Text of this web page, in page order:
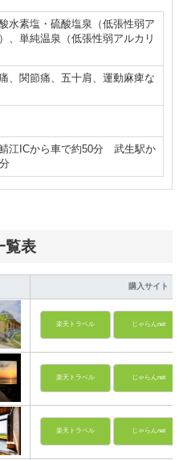
水素塩・硫酸塩泉（低張性弱ア
、単純温泉（低張性弱アルカリ
、関節痛、五十肩、運動麻痺な
江ICから車で約50分 武生駅か
覧表
購入サイト
楽天トラベル じゃらんnet
楽天トラベル じゃらんnet
楽天トラベル じゃらんnet